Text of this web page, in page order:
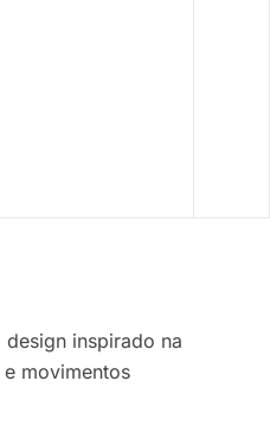
inspirado na
movimentos